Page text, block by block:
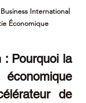
International
Économique
: Pourquoi la
de